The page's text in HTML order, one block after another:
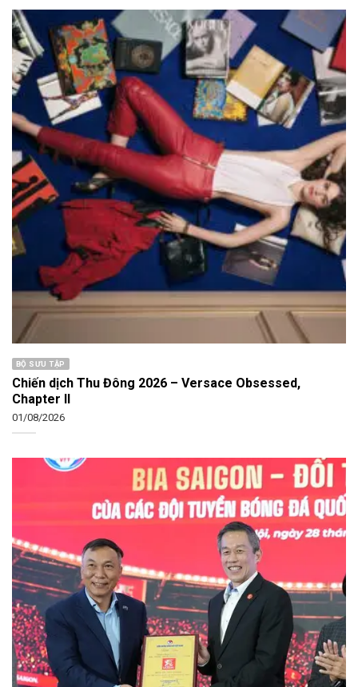
BỘ SƯU TẬP
Chiến dịch Thu Đông 2026 – Versace Obsessed,
Chapter II
01/08/2026